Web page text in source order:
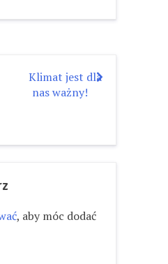
Klimat jest dla
nas ważny!
, aby móc dodać